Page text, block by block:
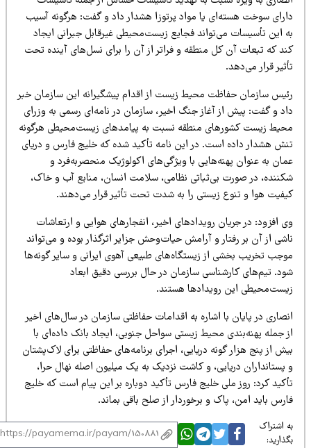
سوخت هسته‌ای یا مواد پرتوزا هشدار داد و گفت: هرگونه آسیب
این تأسیسات می‌تواند فجایع زیست‌محیطی غیرقابل جبرانی ایجاد
که تبعات آن کل منطقه و فراتر از آن را برای نسل‌های آینده تحت
قرار می‌دهد.
سازمان حفاظت محیط زیست از اقدام پیشگیرانه این سازمان خبر
و گفت: پیش از آغاز جنگ اخیر، سازمان در نامه‌ای رسمی به وزرای
زیست کشورهای منطقه نسبت به پیامدهای زیست‌محیطی هرگونه
هشدار داده است. در این نامه تأکید شده که خلیج فارس و دریای
به عنوان پهنه‌هایی با ویژگی‌های اکولوژیک منحصربه‌فرد و
در صورت بی‌ثباتی نظامی، سلامت انسان، منابع آب و خاک،
هوا و تنوع زیستی را به شدت تحت تأثیر قرار می‌دهند.
افزود: در جریان رویدادهای اخیر، انفجارهای هوایی و ارتعاشات
از آن بر رفتار و آرامش حیات‌وحش جزایر اثرگذار بوده و می‌تواند
تخریب بخشی از زیستگاه‌های طبیعی آهوی ایرانی و سایر گونه‌ها
تیم‌های کارشناسی سازمان در حال بررسی دقیق ابعاد
این رویدادها هستند.
در پایان با اشاره به اقدامات حفاظتی سازمان در سال‌های اخیر
جمله پهنه‌بندی محیط زیستی سواحل جنوبی، ایجاد بانک داده‌ای با
از پنج هزار گونه دریایی، اجرای برنامه‌های حفاظتی برای لاک‌پشتان
پستانداران دریایی، و کاشت نزدیک به یک میلیون اصله نهال حرا،
کرد: روز ملی خلیج فارس تأکید دوباره بر این پیام است که خلیج
باید امن، پاک و برخوردار از صلح باقی بماند.
اشتراک